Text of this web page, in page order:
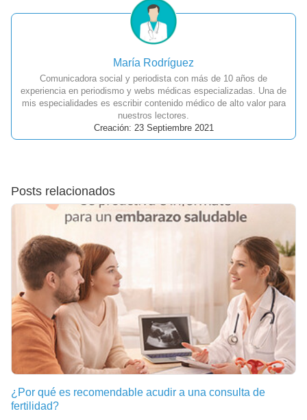
María Rodríguez
Comunicadora social y periodista con más de 10 años de
experiencia en periodismo y webs médicas especializadas. Una de
mis especialidades es escribir contenido médico de alto valor para
nuestros lectores.
Creación: 23 Septiembre 2021
Posts relacionados
¿Por qué es recomendable acudir a una consulta de
fertilidad?